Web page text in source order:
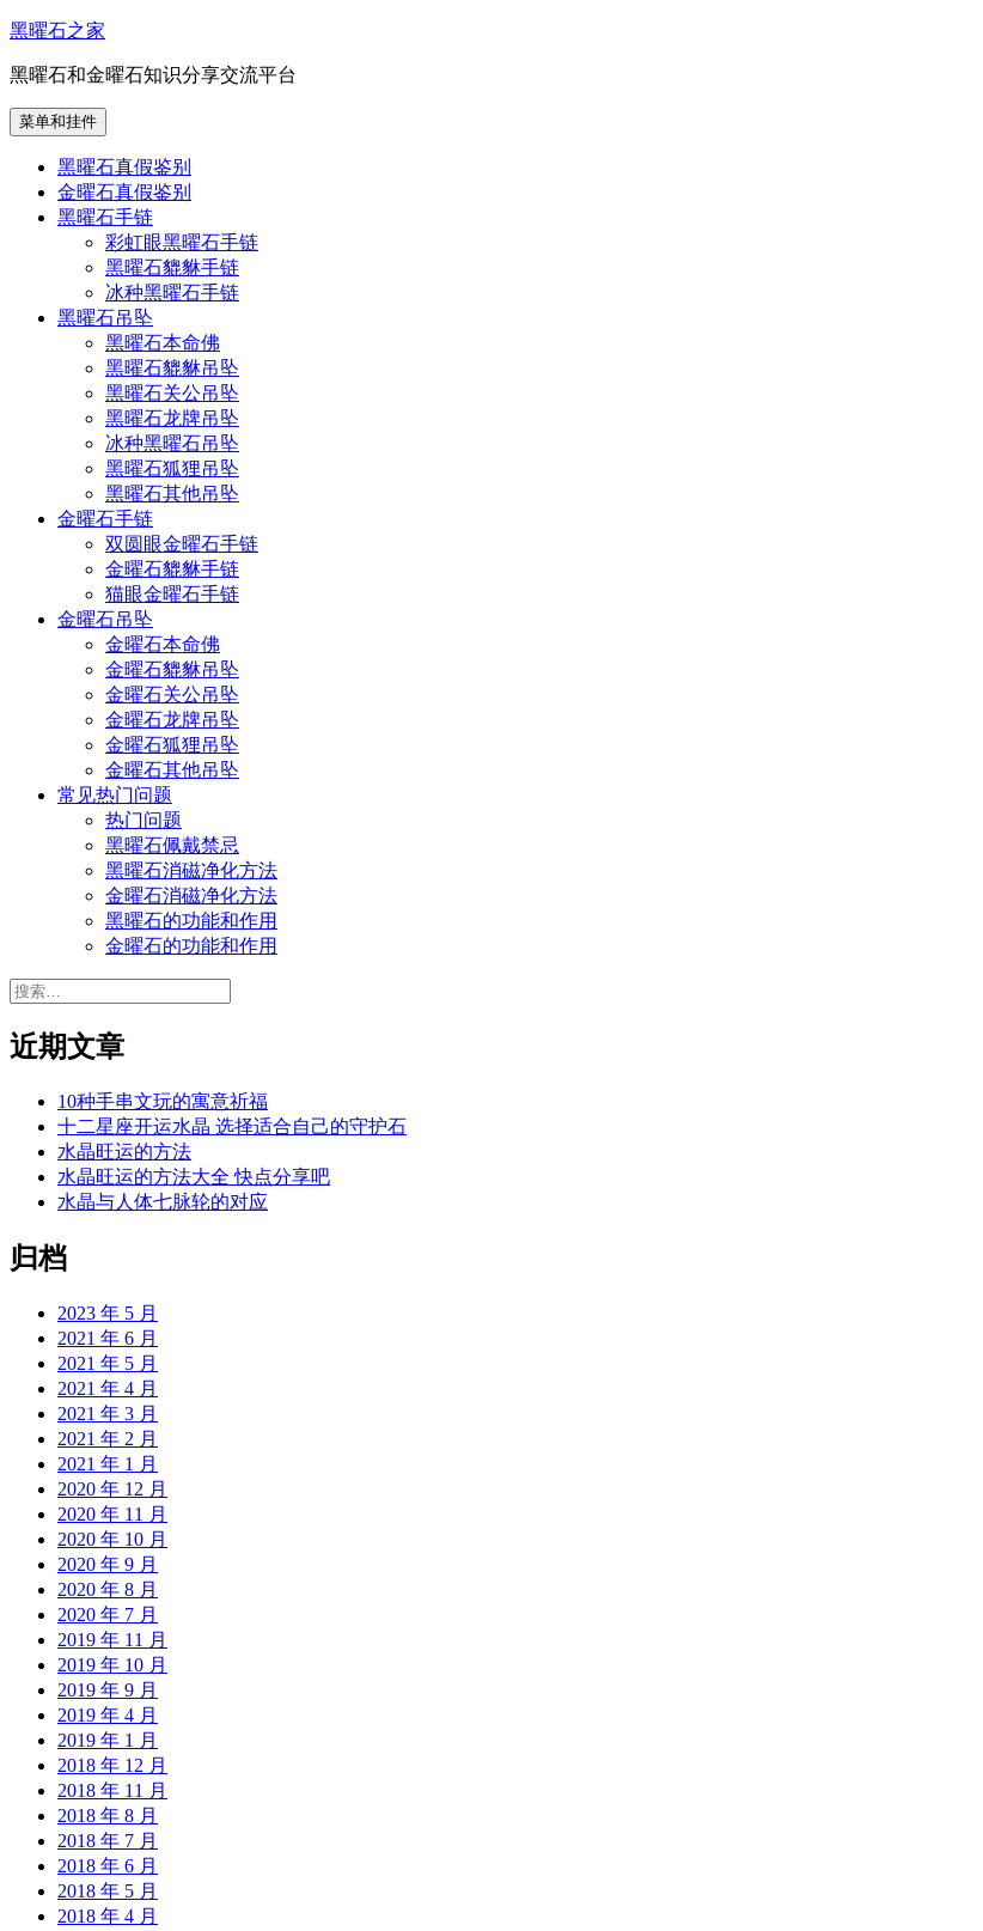
跳
内
容
黑曜石之家
黑曜石和金曜石知识分享交流平台
菜单和挂件
黑曜石真假鉴别
金曜石真假鉴别
黑曜石手链
彩虹眼黑曜石手链
黑曜石貔貅手链
冰种黑曜石手链
黑曜石吊坠
黑曜石本命佛
黑曜石貔貅吊坠
黑曜石关公吊坠
黑曜石龙牌吊坠
冰种黑曜石吊坠
黑曜石狐狸吊坠
黑曜石其他吊坠
金曜石手链
双圆眼金曜石手链
金曜石貔貅手链
猫眼金曜石手链
金曜石吊坠
金曜石本命佛
金曜石貔貅吊坠
金曜石关公吊坠
金曜石龙牌吊坠
金曜石狐狸吊坠
金曜石其他吊坠
常见热门问题
热门问题
黑曜石佩戴禁忌
黑曜石消磁净化方法
金曜石消磁净化方法
黑曜石的功能和作用
金曜石的功能和作用
搜
近期文章
10种手串文玩的寓意祈福
十二星座开运水晶 选择适合自己的守护石
水晶旺运的方法
水晶旺运的方法大全 快点分享吧
水晶与人体七脉轮的对应
归档
2023 年 5 月
2021 年 6 月
2021 年 5 月
2021 年 4 月
2021 年 3 月
2021 年 2 月
2021 年 1 月
2020 年 12 月
2020 年 11 月
2020 年 10 月
2020 年 9 月
2020 年 8 月
2020 年 7 月
2019 年 11 月
2019 年 10 月
2019 年 9 月
2019 年 4 月
2019 年 1 月
2018 年 12 月
2018 年 11 月
2018 年 8 月
2018 年 7 月
2018 年 6 月
2018 年 5 月
2018 年 4 月